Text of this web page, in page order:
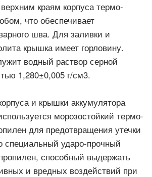
краям корпуса термо-
что обеспечивает
шва. Для заливки и
крышка имеет горловину.
водный раствор серной
1,280±0,005 г/см3.
и крышки аккумулятора
морозостойкий термо-
для предотвращения утечки
специальный ударо-прочный
способный выдержать
и вредных воздействий при